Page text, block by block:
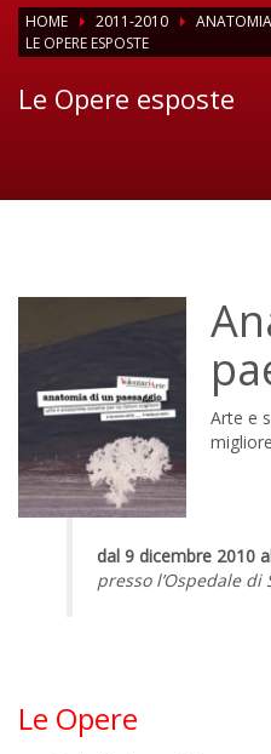
HOME 2011-2010
LE OPERE ESPOSTE
Le Opere esposte
Arte e
migliore
dal 9 dicembre 2010
presso l’Ospedale di
Le Opere